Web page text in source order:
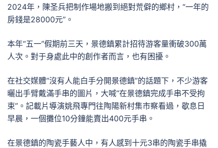
2024年，陳圣兵把制作場地搬到絕對荒僻的鄉村，“一年的
房錢是28000元”。
本年“五一”假期前三天，景德鎮累計招待游客量衝破300萬
人次。對于身處此中的創作者而言，也有困擾。
在社交媒體“沒有人能白手分開景德鎮”的話題下，不少游客
曬出手臂戴滿手串的圖片，大喊“在景德鎮完成手串不受拘
束”。記載片導演姚飛專門往陶陽新村集市察看過，歇息日
早晨，一個攤位10分鐘能賣出400元手串。
在景德鎮的陶瓷手藝人中，有人感到十元3串的陶瓷手串撬